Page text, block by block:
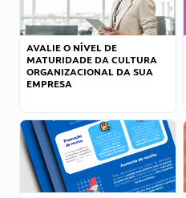
AVALIE O NÍVEL DE
MATURIDADE DA CULTURA
ORGANIZACIONAL DA SUA
EMPRESA